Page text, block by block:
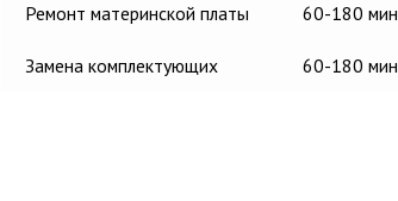
Ремонт материнской платы 60-180 мин
Замена комплектующих 60-180 мин